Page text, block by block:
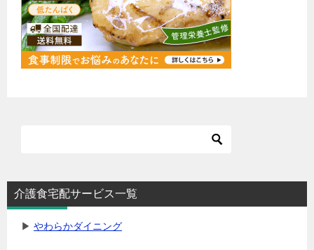
介護食宅配サービス一覧
▶ やわらかダイニング